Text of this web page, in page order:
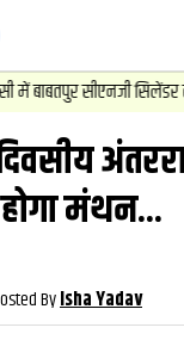
सीएनजी सिलेंडर से गैस
मंथन...
ByIsha Yadav